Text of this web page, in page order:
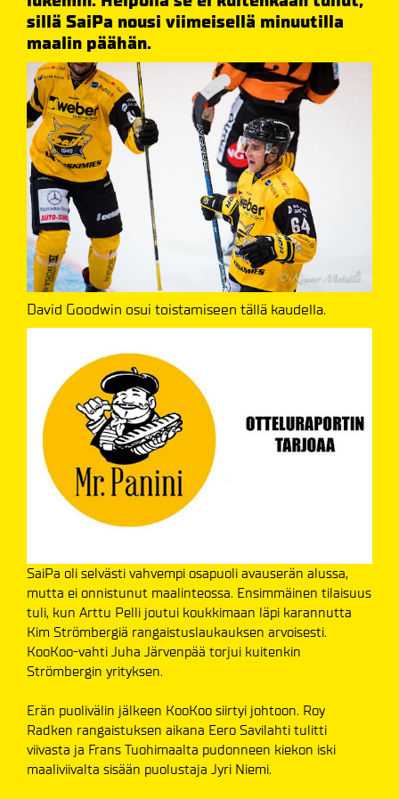
sillä SaiPa nousi viimeisellä minuutilla
maalin päähän.
David Goodwin osui toistamiseen tällä kaudella.
SaiPa oli selvästi vahvempi osapuoli avauserän alussa,
mutta ei onnistunut maalinteossa. Ensimmäinen tilaisuus
tuli, kun Arttu Pelli joutui koukkimaan läpi karannutta
Kim Strömbergiä rangaistuslaukauksen arvoisesti.
KooKoo-vahti Juha Järvenpää torjui kuitenkin
Strömbergin yrityksen.
Erän puolivälin jälkeen KooKoo siirtyi johtoon. Roy
Radken rangaistuksen aikana Eero Savilahti tulitti
viivasta ja Frans Tuohimaalta pudonneen kiekon iski
maaliviivalta sisään puolustaja Jyri Niemi.